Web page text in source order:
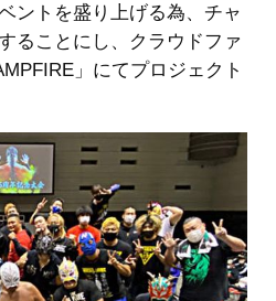
ントを盛り上げる為、チャ
ることにし、クラウドファ
」にてプロジェクト